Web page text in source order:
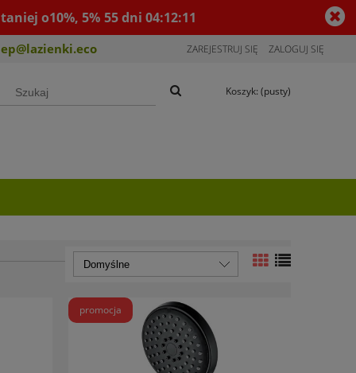
o10%, 5% 55dni04:12:10
ZAREJESTRUJ SIĘ ZALOGUJ SIĘ
Koszyk: (pusty)
promocja